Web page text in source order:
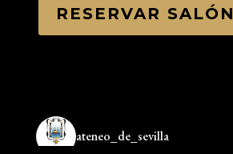
RESERVAR SALÓN
ateneo_de_sevilla